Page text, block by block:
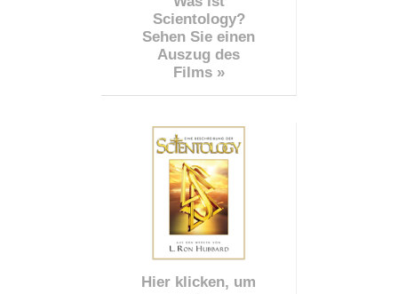
Scientology?
Sehen Sie einen
Auszug des
Films »
Hier klicken, um